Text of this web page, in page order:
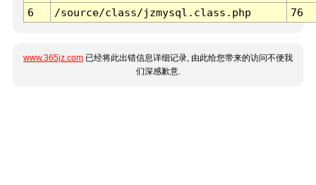
6
/source/class/jzmysql.class.php 76
www.365jz.com 已经将此出错信息详细记录, 由此给您带来的访问不便我
们深感歉意.